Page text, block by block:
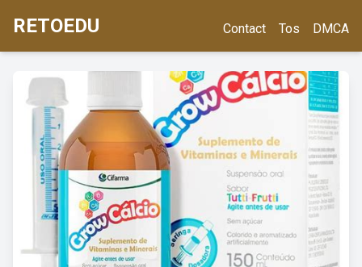
RETOEDU Contact Tos DMCA